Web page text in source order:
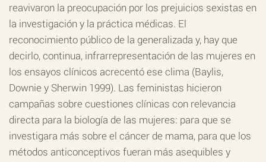
reavivaron la preocupación por los prejuicios sexistas en
la investigación y la práctica médicas. El
reconocimiento público de la generalizada y, hay que
decirlo, continua, infrarrepresentación de las mujeres en
los ensayos clínicos acrecentó ese clima (Baylis,
Downie y Sherwin 1999). Las feministas hicieron
campañas sobre cuestiones clínicas con relevancia
directa para la biología de las mujeres: para que se
investigara más sobre el cáncer de mama, para que los
métodos anticonceptivos fueran más asequibles y